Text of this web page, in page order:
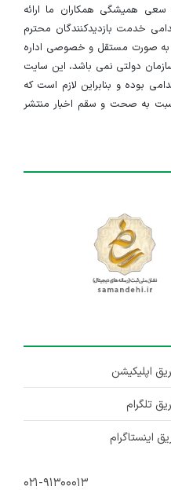
همیشگی همکاران ما ارائه
خدمت بازدیدکنندگان محترم
به صورت مستقل و خصوصی اداره
دولتی نمی باشد، این سایت
بوده و بنابراین لازم است که
به صحت و سقم اخبار منتشر
اپلیکیشن
تلگرام
اینستاگرام
۰۲۱-۹۱۳۰۰۰۱۳